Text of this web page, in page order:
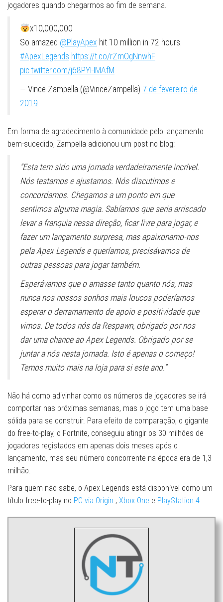
jogadores quando chegarmos ao fim de semana.
x10,000,000
So amazed @PlayApex hit 10 million in 72 hours.
#ApexLegends https://t.co/rZmOgNnwhF
pic.twitter.com/j68PYHMAfM
— Vince Zampella (@VinceZampella) 7 de fevereiro de
2019
Em forma de agradecimento à comunidade pelo lançamento
bem-sucedido, Zampella adicionou um post no blog:
“Esta tem sido uma jornada verdadeiramente incrível.
Nós testamos e ajustamos. Nós discutimos e
concordamos. Chegamos a um ponto em que
sentimos alguma magia. Sabíamos que seria arriscado
levar a franquia nessa direção, ficar livre para jogar, e
fazer um lançamento surpresa, mas apaixonamo-nos
pela Apex Legends e queríamos, precisávamos de
outras pessoas para jogar também.
Esperávamos que o amasse tanto quanto nós, mas
nunca nos nossos sonhos mais loucos poderíamos
esperar o derramamento de apoio e positividade que
vimos. De todos nós da Respawn, obrigado por nos
dar uma chance ao Apex Legends. Obrigado por se
juntar a nós nesta jornada. Isto é apenas o começo!
Temos muito mais na loja para si este ano.”
Não há como adivinhar como os números de jogadores se irá
comportar nas próximas semanas, mas o jogo tem uma base
sólida para se construir. Para efeito de comparação, o gigante
do free-to-play, o Fortnite, conseguiu atingir os 30 milhões de
jogadores registados em apenas dois meses após o
lançamento, mas seu número concorrente na época era de 1,3
milhão.
Para quem não sabe, o Apex Legends está disponível como um
título free-to-play no PC via Origin , Xbox One e PlayStation 4.